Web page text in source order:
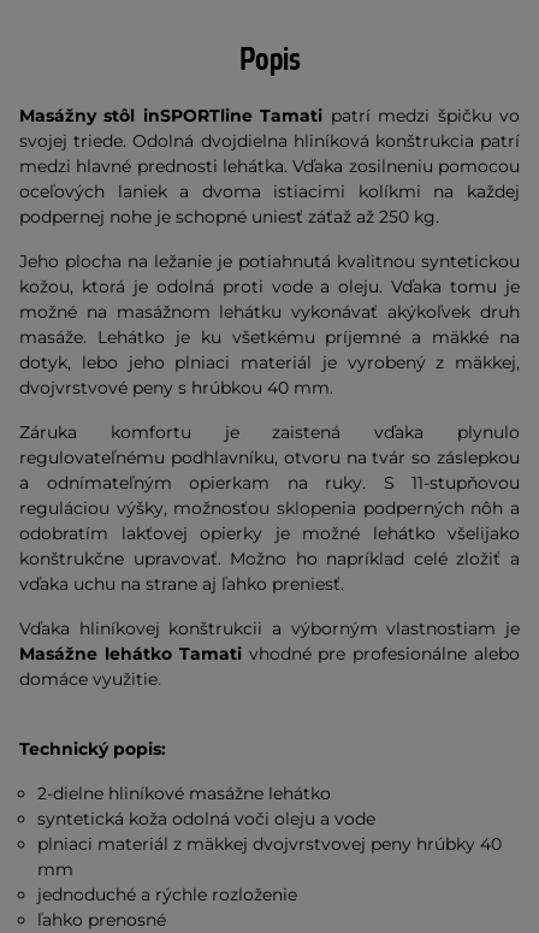
Popis
Masážny stôl inSPORTline Tamati patrí medzi špičku vo
svojej triede. Odolná dvojdielna hliníková konštrukcia patrí
medzi hlavné prednosti lehátka. Vďaka zosilneniu pomocou
oceľových laniek a dvoma istiacimi kolíkmi na každej
podpernej nohe je schopné uniesť záťaž až 250 kg.
Jeho plocha na ležanie je potiahnutá kvalitnou syntetickou
kožou, ktorá je odolná proti vode a oleju. Vďaka tomu je
možné na masážnom lehátku vykonávať akýkoľvek druh
masáže. Lehátko je ku všetkému príjemné a mäkké na
dotyk, lebo jeho plniaci materiál je vyrobený z mäkkej,
dvojvrstvové peny s hrúbkou 40 mm.
Záruka komfortu je zaistená vďaka plynulo
regulovateľnému podhlavníku, otvoru na tvár so záslepkou
a odnímateľným opierkam na ruky. S 11-stupňovou
reguláciou výšky, možnosťou sklopenia podperných nôh a
odobratím lakťovej opierky je možné lehátko všelijako
konštrukčne upravovať. Možno ho napríklad celé zložiť a
vďaka uchu na strane aj ľahko preniesť.
Vďaka hliníkovej konštrukcii a výborným vlastnostiam je
Masážne lehátko Tamativhodné pre profesionálne alebo
domáce využitie.
Technický popis:
2-dielne hliníkové masážne lehátko
syntetická koža odolná voči oleju a vode
plniaci materiál z mäkkej dvojvrstvovej peny hrúbky 40
mm
jednoduché a rýchle rozloženie
ľahko prenosné